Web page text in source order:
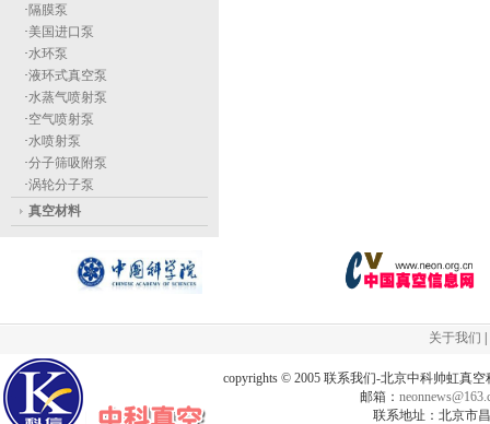
· 隔膜泵
·美国进口泵
·水环泵
·液环式真空泵
·水蒸气喷射泵
·空气喷射泵
·水喷射泵
·分子筛吸附泵
·涡轮分子泵
真空材料
关于我们
copyrights © 2005 联系我们-北京中科帅虹真
邮箱：
联系地址：北京市